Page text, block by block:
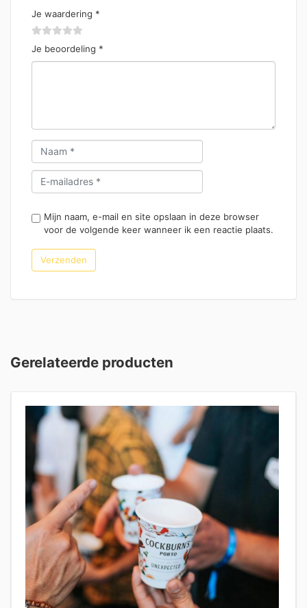
Je waardering *
Je beoordeling *
Mijn naam, e-mail en site opslaan in deze browser
voor de volgende keer wanneer ik een reactie plaats.
Gerelateerde producten